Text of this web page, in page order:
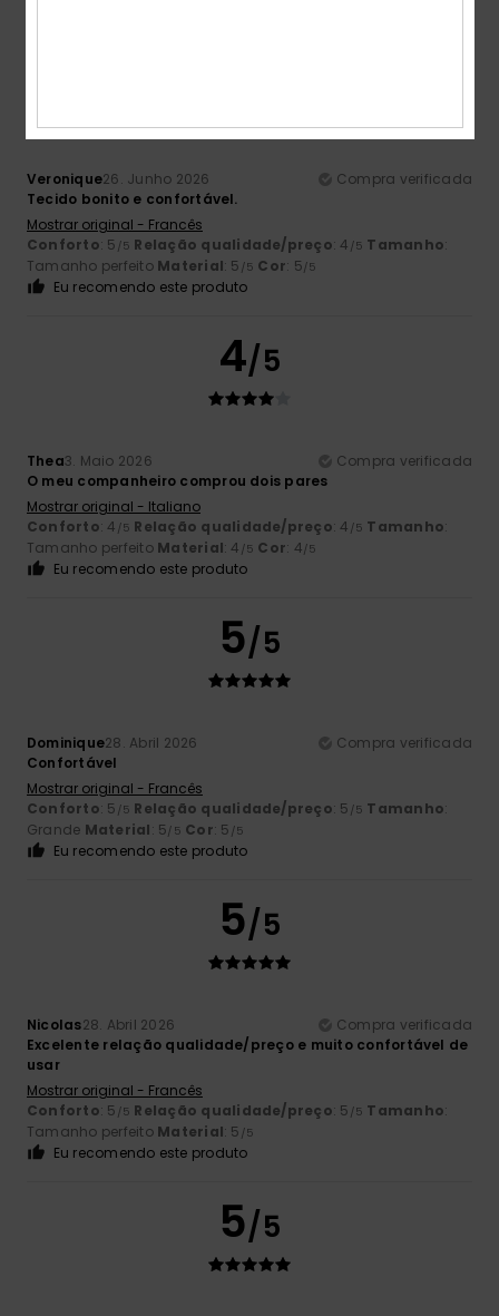
Veronique26. Junho 2026
Compra verificada
Tecido bonito e confortável.
Mostrar original - Francês
Conforto: 5 /5 Relação qualidade/preço: 4 /5 Tamanho:
Tamanho perfeito Material: 5 /5 Cor: 5/5
Eu recomendo este produto
4/5
Thea3. Maio 2026
Compra verificada
O meu companheiro comprou dois pares
Mostrar original - Italiano
Conforto: 4 /5 Relação qualidade/preço: 4 /5 Tamanho:
Tamanho perfeito Material: 4 /5 Cor: 4/5
Eu recomendo este produto
5/5
Dominique28. Abril 2026
Compra verificada
Confortável
Mostrar original - Francês
Conforto: 5 /5 Relação qualidade/preço: 5 /5 Tamanho:
Grande Material: 5/5 Cor: 5 /5
Eu recomendo este produto
5/5
Nicolas28. Abril 2026
Compra verificada
Excelente relação qualidade/preço e muito confortável de
usar
Mostrar original - Francês
Conforto: 5 /5 Relação qualidade/preço: 5 /5 Tamanho:
Tamanho perfeito Material: 5 /5
Eu recomendo este produto
5/5